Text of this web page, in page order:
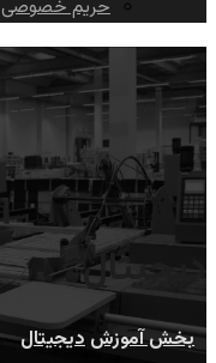
حریم خصوصی
دیجیتال
بخش آموزش دیجیتال